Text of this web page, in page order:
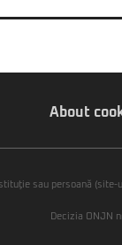
About
sau persoană
Decizia ONJN